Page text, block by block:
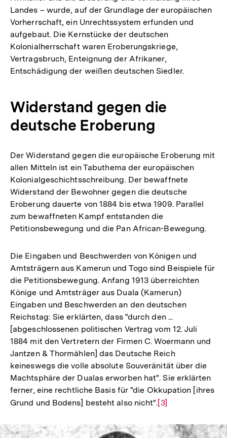
Landes – wurde, auf der Grundlage der europäischen
Vorherrschaft, ein Unrechtssystem erfunden und
aufgebaut. Die Kernstücke der deutschen
Kolonialherrschaft waren Eroberungskriege,
Vertragsbruch, Enteignung der Afrikaner,
Entschädigung der weißen deutschen Siedler.
Widerstand gegen die
deutsche Eroberung
Der Widerstand gegen die europäische Eroberung mit
allen Mitteln ist ein Tabuthema der europäischen
Kolonialgeschichtsschreibung. Der bewaffnete
Widerstand der Bewohner gegen die deutsche
Eroberung dauerte von 1884 bis etwa 1909. Parallel
zum bewaffneten Kampf entstanden die
Petitionsbewegung und die Pan African-Bewegung.
Die Eingaben und Beschwerden von Königen und
Amtsträgern aus Kamerun und Togo sind Beispiele für
die Petitionsbewegung. Anfang 1913 überreichten
Könige und Amtsträger aus Duala (Kamerun)
Eingaben und Beschwerden an den deutschen
Reichstag: Sie erklärten, dass "durch den ...
[abgeschlossenen politischen Vertrag vom 12. Juli
1884 mit den Vertretern der Firmen C. Woermann und
Jantzen & Thormählen] das Deutsche Reich
keineswegs die volle absolute Souveränität über die
Machtsphäre der Dualas erworben hat". Sie erklärten
ferner, eine rechtliche Basis für "die Okkupation [ihres
Grund und Bodens] besteht also nicht".Zur
der
[3]